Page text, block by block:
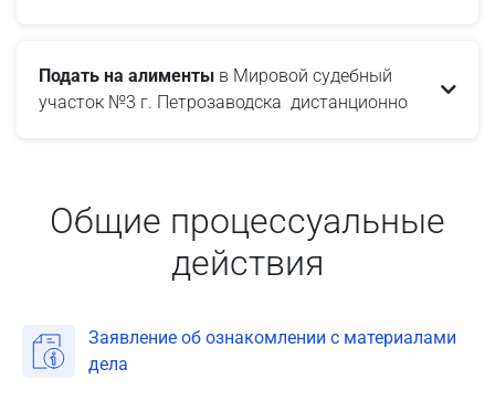
Подать на алименты в Мировой судебный
участок №3 г. Петрозаводска дистанционно
Общие процессуальные
действия
Заявление об ознакомлении с материалами
дела